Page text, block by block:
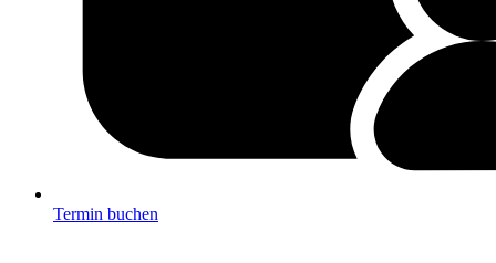
Termin buchen